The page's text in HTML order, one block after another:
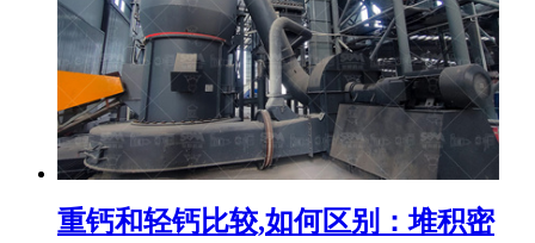
重钙和轻钙比较,如何区别：堆积密